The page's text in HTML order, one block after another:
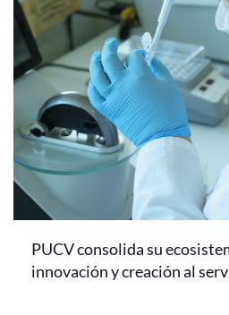
PUCV consolida su
innovación y creación al